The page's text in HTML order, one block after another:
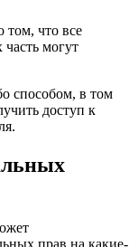
том, что все
могут
способом, в том
доступ к